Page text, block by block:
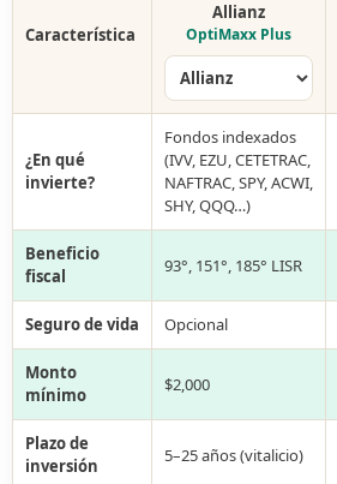
Característica
Allianz
OptiMaxx Plus
¿En qué
invierte?
Fondos indexados
(IVV, EZU, CETETRAC,
NAFTRAC, SPY, ACWI,
SHY, QQQ…)
Beneficio
fiscal
93°, 151°, 185° LISR
Seguro de vida Opcional
Monto
mínimo
$2,000
Plazo de
inversión
5–25 años (vitalicio)